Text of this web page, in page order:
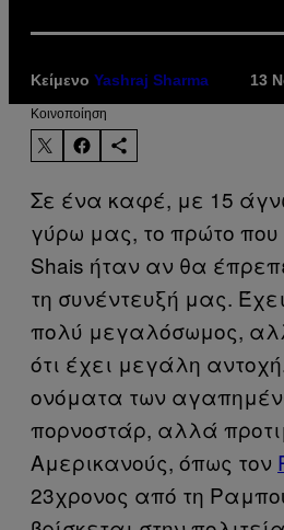
Κείμενο Yashraj Sharma 13
Kοινοποίηση
Σε ένα καφέ, με 15
γύρω μας, το πρώτο
Shais ήταν αν θα
τη συνέντευξή μας.
πολύ μεγαλόσωμος,
ότι έχει μεγάλη
ονόματα των
πορνοστάρ, αλλά
Αμερικανούς, όπως τον
23χρονος από τη